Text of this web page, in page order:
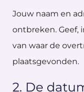
Jouw naam en
ontbreken. Geef,
van waar de
plaatsgevonden.
2. De